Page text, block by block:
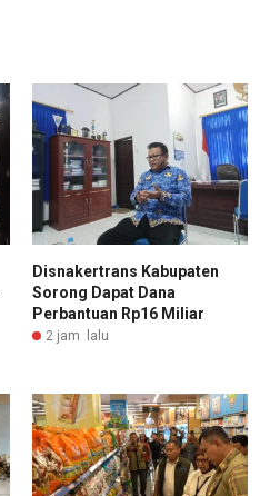
Disnakertrans Kabupaten
Sorong Dapat Dana
Perbantuan Rp16 Miliar
2 jam lalu